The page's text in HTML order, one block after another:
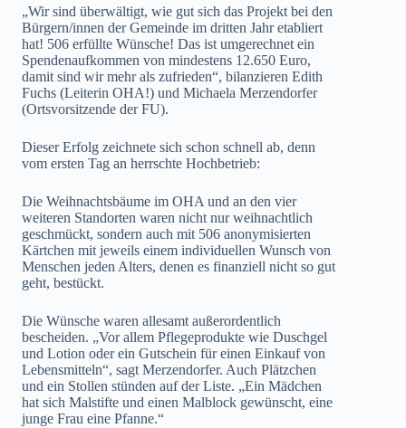
„Wir sind überwältigt, wie gut sich das Projekt bei den
Bürgern/innen der Gemeinde im dritten Jahr etabliert
hat! 506 erfüllte Wünsche! Das ist umgerechnet ein
Spendenaufkommen von mindestens 12.650 Euro,
damit sind wir mehr als zufrieden“, bilanzieren Edith
Fuchs (Leiterin OHA!) und Michaela Merzendorfer
(Ortsvorsitzende der FU).
Dieser Erfolg zeichnete sich schon schnell ab, denn
vom ersten Tag an herrschte Hochbetrieb:
Die Weihnachtsbäume im OHA und an den vier
weiteren Standorten waren nicht nur weihnachtlich
geschmückt, sondern auch mit 506 anonymisierten
Kärtchen mit jeweils einem individuellen Wunsch von
Menschen jeden Alters, denen es finanziell nicht so gut
geht, bestückt.
Die Wünsche waren allesamt außerordentlich
bescheiden. „Vor allem Pflegeprodukte wie Duschgel
und Lotion oder ein Gutschein für einen Einkauf von
Lebensmitteln“, sagt Merzendorfer. Auch Plätzchen
und ein Stollen stünden auf der Liste. „Ein Mädchen
hat sich Malstifte und einen Malblock gewünscht, eine
junge Frau eine Pfanne.“